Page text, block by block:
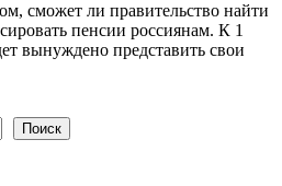
сможет ли правительство найти
пенсии россиянам. К 1
вынуждено представить свои
Поиск